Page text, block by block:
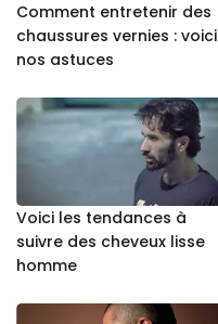
Comment entretenir des
chaussures vernies : voici
nos astuces
Voici les tendances à
suivre des cheveux lisse
homme